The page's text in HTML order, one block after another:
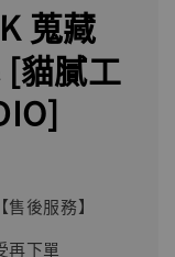
蒐藏
[貓膩工
後服務】
再下單